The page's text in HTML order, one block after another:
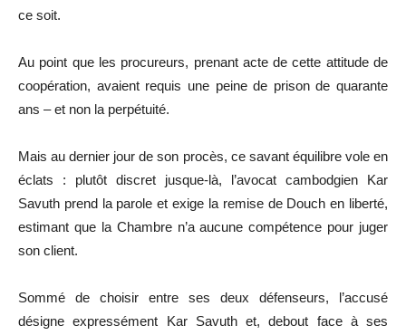
ce soit.
Au point que les procureurs, prenant acte de cette attitude de
coopération, avaient requis une peine de prison de quarante
ans – et non la perpétuité.
Mais au dernier jour de son procès, ce savant équilibre vole en
éclats : plutôt discret jusque-là, l’avocat cambodgien Kar
Savuth prend la parole et exige la remise de Douch en liberté,
estimant que la Chambre n’a aucune compétence pour juger
son client.
Sommé de choisir entre ses deux défenseurs, l’accusé
désigne expressément Kar Savuth et, debout face à ses